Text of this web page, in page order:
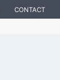
CONTACT